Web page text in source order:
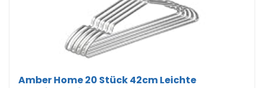
Amber Home 20 Stück 42cm Leichte